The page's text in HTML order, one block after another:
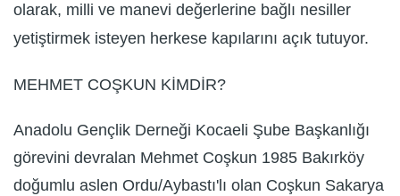
olarak, milli ve manevi değerlerine bağlı nesiller
yetiştirmek isteyen herkese kapılarını açık tutuyor.
MEHMET COŞKUN KİMDİR?
Anadolu Gençlik Derneği Kocaeli Şube Başkanlığı
görevini devralan Mehmet Coşkun 1985 Bakırköy
doğumlu aslen Ordu/Aybastı'lı olan Coşkun Sakarya